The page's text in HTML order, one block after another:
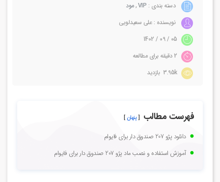
دسته بندی : VIP
,مود
نویسنده : علی سعیدلویی
3.95k بازدید
فهرست مطالب پنهان
دانلود پژو 207 صندوق دار برای فایوام
آموزش استفاده و نصب ماد پژو 207 صندوق دار برای فایوام